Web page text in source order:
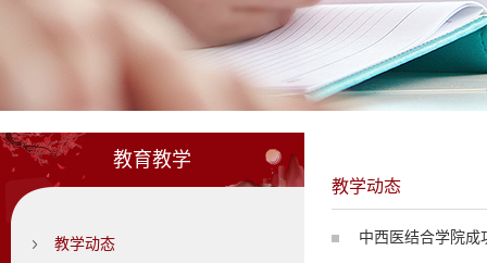
教育教学
教学动态
教学动态
中西医结合学院成